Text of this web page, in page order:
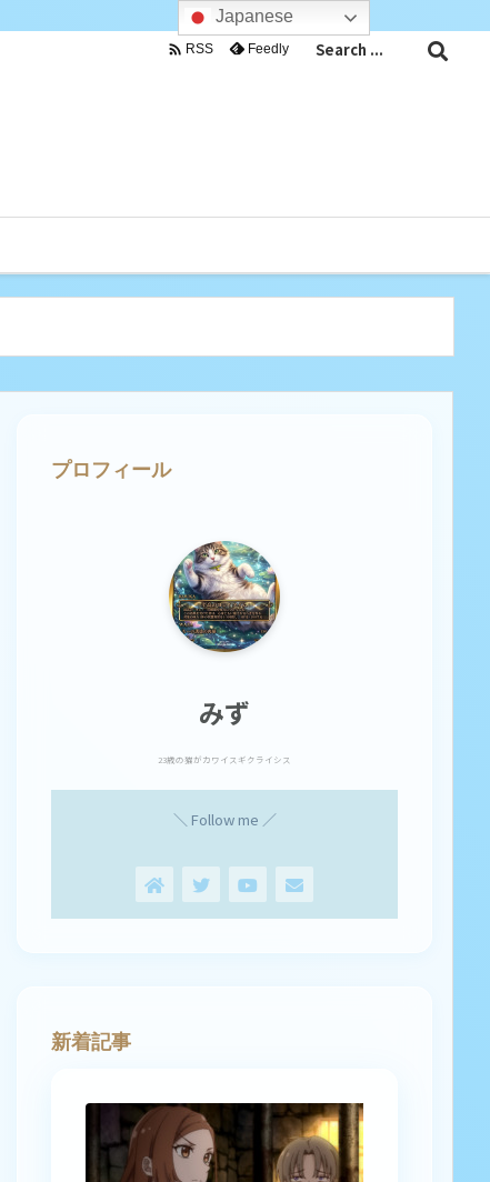
 RSS Feedly
プロフィール
みず
23歳の猫がカワイスギクライシス
＼ Follow me ／
新着記事
Japanese